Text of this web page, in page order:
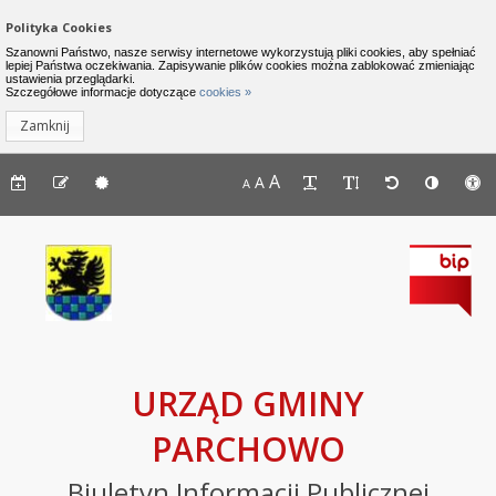
Urząd Gminy Parchowo -
Nawigacja do pomijania linków
Polityka Cookies
Szanowni Państwo, nasze serwisy internetowe wykorzystują pliki cookies, aby spełniać
lepiej Państwa oczekiwania. Zapisywanie plików cookies można zablokować zmieniając
ustawienia przeglądarki.
Szczegółowe informacje dotyczące cookies »
Zamknij
Menu górne
Menu górne - edycja stronyMenu górne - dostępność strony
A A A
URZĄD GMINY
PARCHOWO
Lewe menu
menu
INFORMACJE
Komunikaty
Deklaracja
dostępności
Raport
stanie